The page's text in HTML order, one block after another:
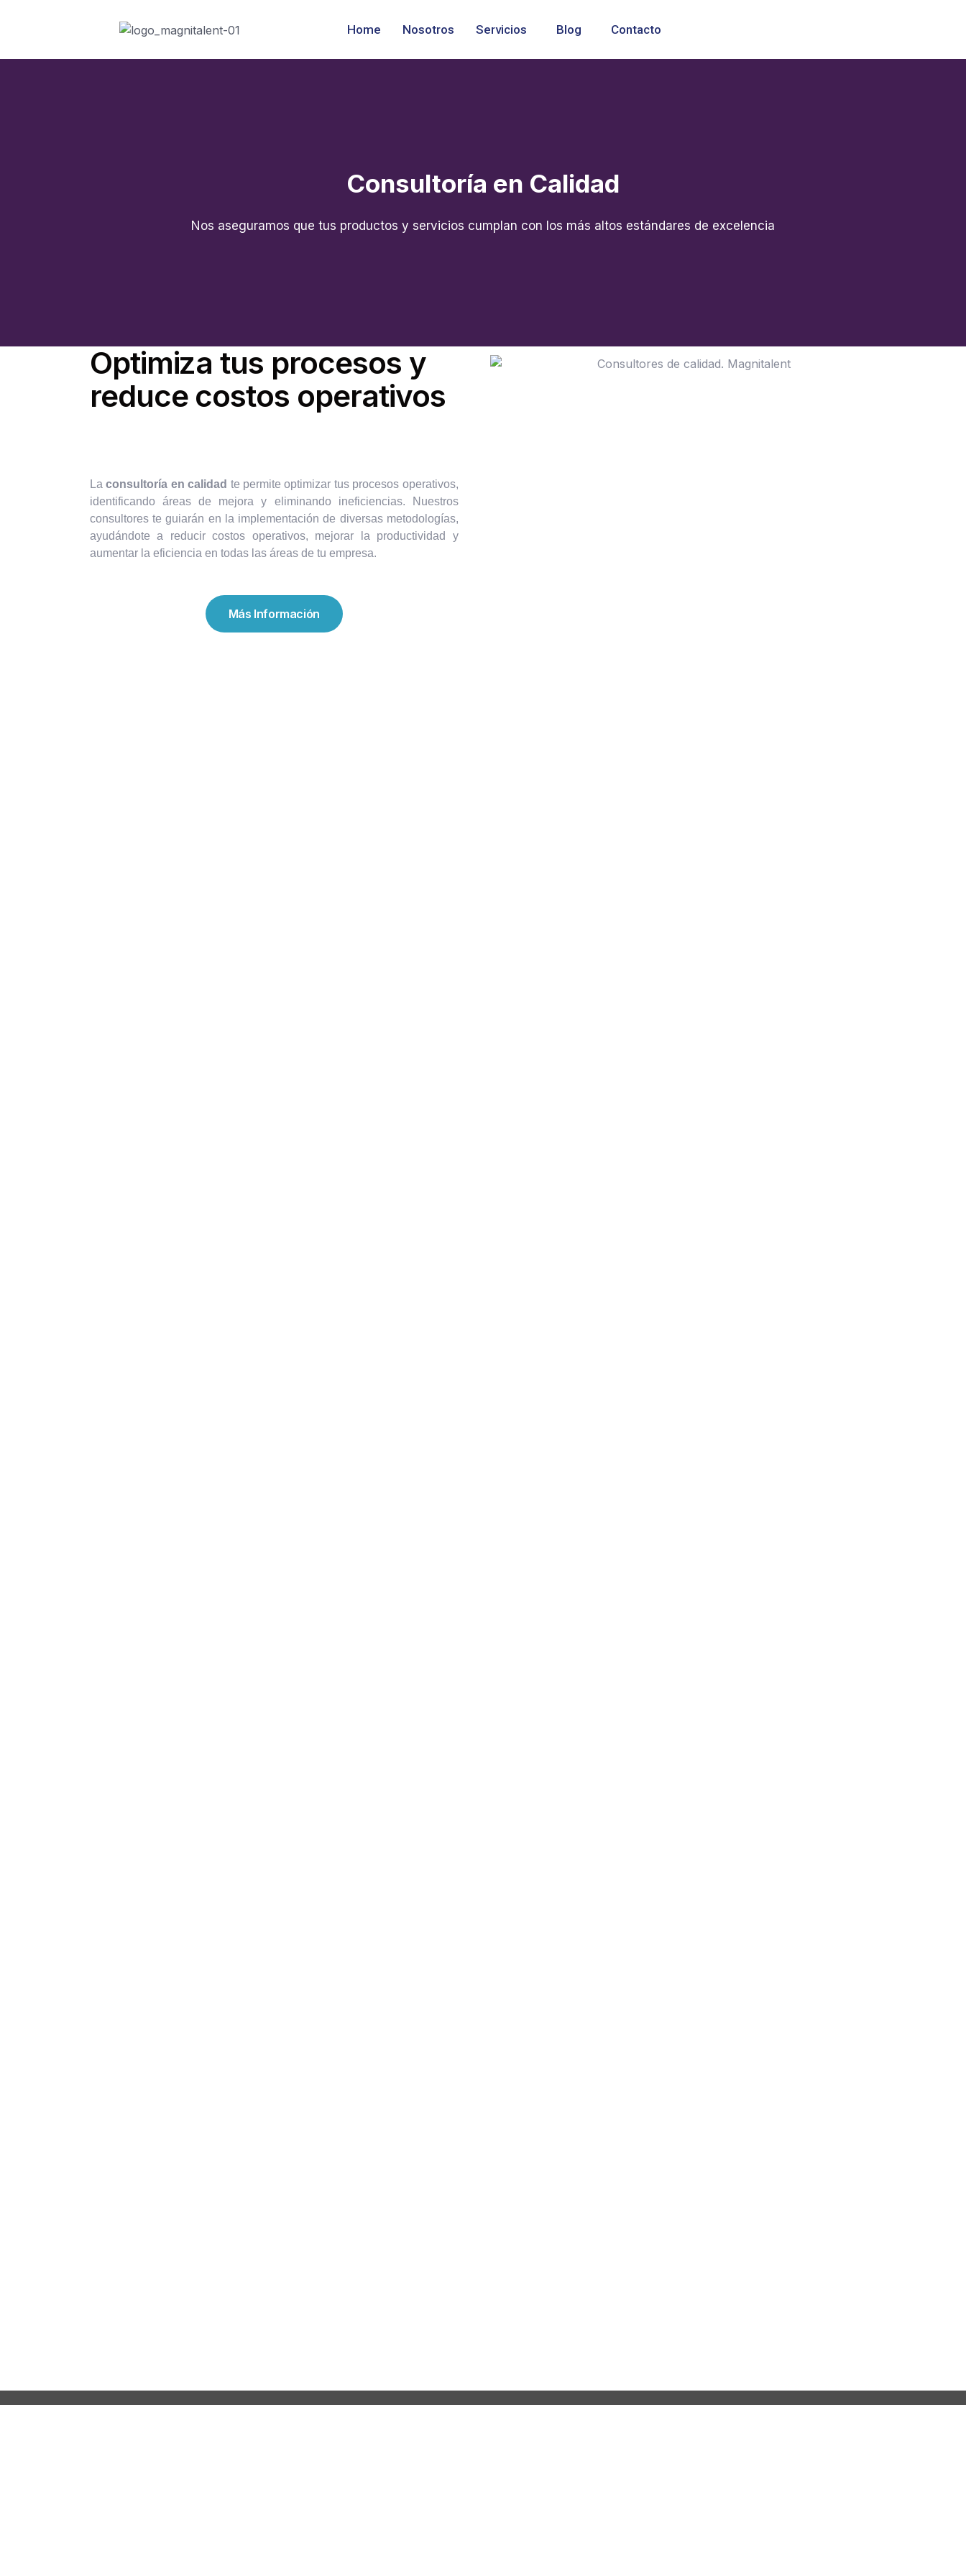
Home Nosotros Servicios Blog Contacto
Consultoría en Calidad
Nos aseguramos que tus productos y servicios cumplan con los más altos estándares de excelencia
Optimiza tus procesos y
reduce costos operativos
Laconsultoría en calidad te permite optimizar tus procesos operativos,
identificando áreas de mejora y eliminando ineficiencias. Nuestros
consultores te guiarán en la implementación de diversas metodologías,
ayudándote a reducir costos operativos, mejorar la productividad y
aumentar la eficiencia en todas las áreas de tu empresa.
Más Información